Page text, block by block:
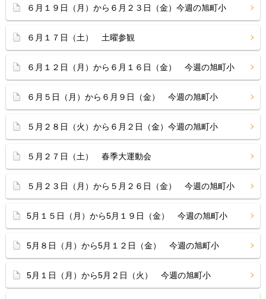
６月１９日（月）から６月２３日（金）今週の旭町小
６月１７日（土） 土曜参観
６月１２日（月）から６月１６日（金） 今週の旭町小
６月５日（月）から６月９日（金） 今週の旭町小
５月２８日（火）から６月２日（金）今週の旭町小
５月２７日（土） 春季大運動会
５月２３日（月）から５月２６日（金） 今週の旭町小
5月１５日（月）から5月１９日（金） 今週の旭町小
5月８日（月）から5月１２日（金） 今週の旭町小
5月１日（月）から5月２日（火） 今週の旭町小